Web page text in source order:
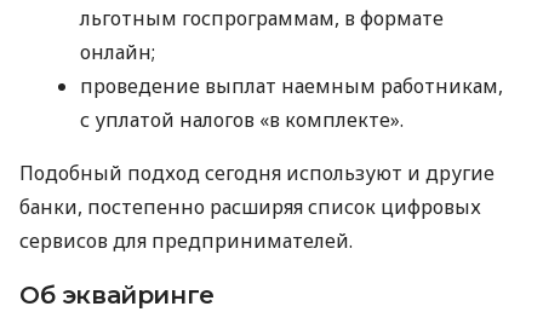
льготным госпрограммам, в формате
онлайн;
проведение выплат наемным работникам,
с уплатой налогов «в комплекте».
Подобный подход сегодня используют и другие
банки, постепенно расширяя список цифровых
сервисов для предпринимателей.
Об эквайринге